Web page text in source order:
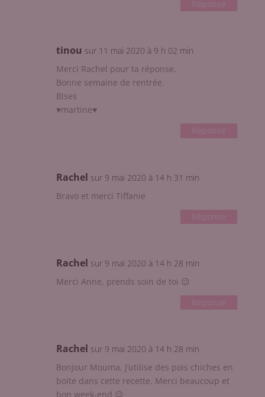
Réponse
tinou sur 11 mai 2020 à 9 h 02 min
Merci Rachel pour ta réponse.
Bonne semaine de rentrée.
Bises
♥martine♥
Réponse
Rachel sur 9 mai 2020 à 14 h 31 min
Bravo et merci Tiffanie
Réponse
Rachel sur 9 mai 2020 à 14 h 28 min
Merci Anne, prends soin de toi 😉
Réponse
Rachel sur 9 mai 2020 à 14 h 28 min
Bonjour Mouma, j’utilise des pois chiches en
boite dans cette recette. Merci beaucoup et
bon week-end 😉